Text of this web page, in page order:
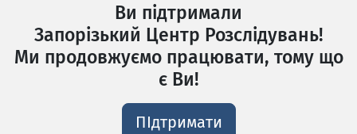
Ви підтримали
Запорізький Центр Розслідувань!
Ми продовжуємо працювати, тому що
є Ви!
ПІдтримати